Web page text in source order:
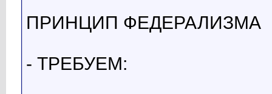
ПРИНЦИП ФЕДЕРАЛИЗМА
- ТРЕБУЕМ: